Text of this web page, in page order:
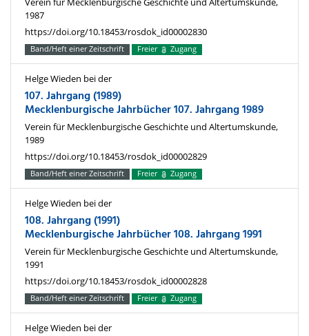
1987
https://doi.org/10.18453/rosdok_id00002830
Band/Heft einer Zeitschrift Freier Zugang
Helge Wieden bei der
107. Jahrgang (1989)
Mecklenburgische Jahrbücher 107. Jahrgang 1989
Verein für Mecklenburgische Geschichte und Altertumskunde,
1989
https://doi.org/10.18453/rosdok_id00002829
Band/Heft einer Zeitschrift Freier Zugang
Helge Wieden bei der
108. Jahrgang (1991)
Mecklenburgische Jahrbücher 108. Jahrgang 1991
Verein für Mecklenburgische Geschichte und Altertumskunde,
1991
https://doi.org/10.18453/rosdok_id00002828
Band/Heft einer Zeitschrift Freier Zugang
Helge Wieden bei der